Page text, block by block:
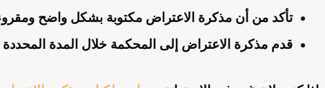
تأكد من أن مذكرة الاعتراض مكتوبة بشكل واضح
قدم مذكرة الاعتراض إلى المحكمة خلال المدة المحددة